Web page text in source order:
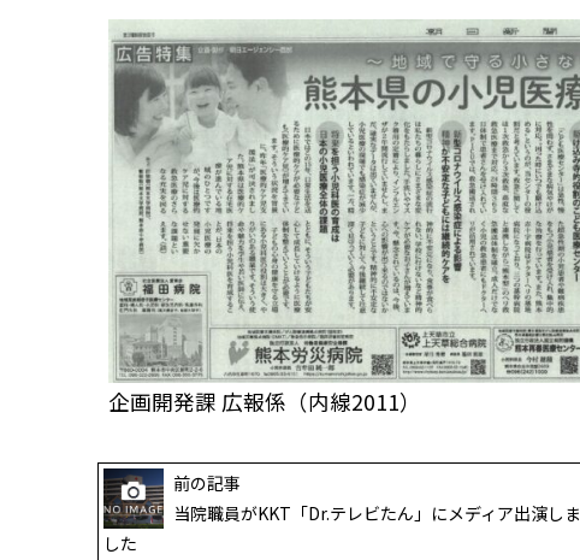
企画開発課 広報係（内線2011）
前の記事
当院職員がKKT「Dr.テレビたん」にメディア出演しま
した